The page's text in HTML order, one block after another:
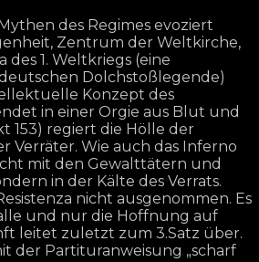
des Regimes evoziert
Zentrum der Weltkirche,
1. Weltkriegs (eine
Dolchstoßlegende)
Konzept des
in einer Orgie aus Blut und
153) regiert die Hölle der
Verräter. Wie auch das Inferno
mit den Gewalttätern und
in der Kälte des Verrats.
nicht ausgenommen. Es
und nur die Hoffnung auf
leitet zuletzt zum 3.Satz über.
der Partituranweisung „scharf